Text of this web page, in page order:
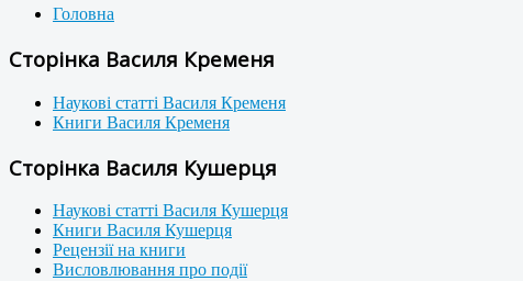
Головна
Сторінка Василя Кременя
Наукові статті Василя Кременя
Книги Василя Кременя
Сторінка Василя Кушерця
Наукові статті Василя Кушерця
Книги Василя Кушерця
Рецензії на книги
Висловлювання про події